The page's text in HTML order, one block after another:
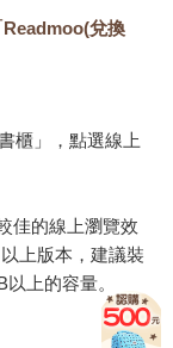
兌換
櫃」，點選線上
佳的線上瀏覽效
上版本，建議裝
上的容量。